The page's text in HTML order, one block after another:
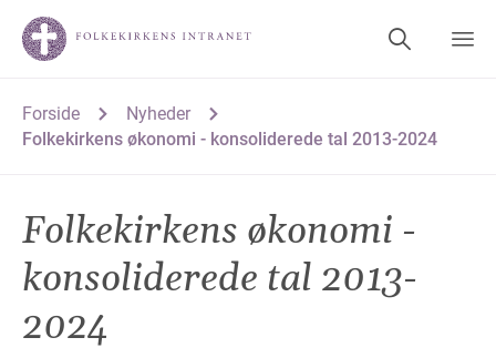
Forside
Nyheder
Folkekirkens økonomi - konsoliderede tal 2013-2024
Folkekirkens økonomi -
konsoliderede tal 2013-
2024